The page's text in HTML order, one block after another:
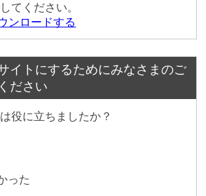
てください。
ンロードする
イトにするためにみなさまのご
ださい
役に立ちましたか？
った